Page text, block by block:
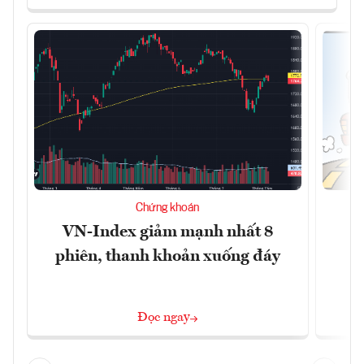
Chứng khoán
VN-Index giảm mạnh nhất 8
phiên, thanh khoản xuống đáy
Đọc ngay